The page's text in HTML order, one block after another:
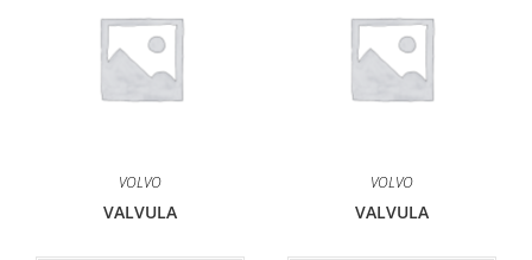
VOLVO
VALVULA
VOLVO
VALVULA